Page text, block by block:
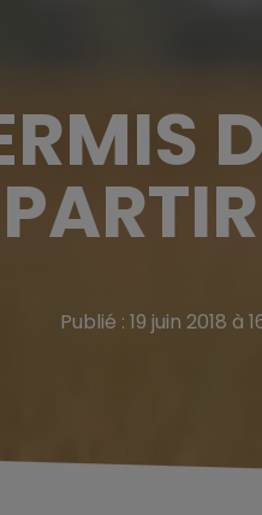
Publié : 19 juin 2018 à